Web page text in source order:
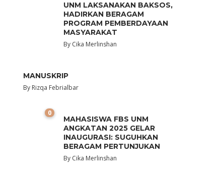
UNM LAKSANAKAN BAKSOS,
HADIRKAN BERAGAM
PROGRAM PEMBERDAYAAN
MASYARAKAT
By Cika Merlinshan
MANUSKRIP
By Rizqa Febrialbar
0
MAHASISWA FBS UNM
ANGKATAN 2025 GELAR
INAUGURASI: SUGUHKAN
BERAGAM PERTUNJUKAN
By Cika Merlinshan